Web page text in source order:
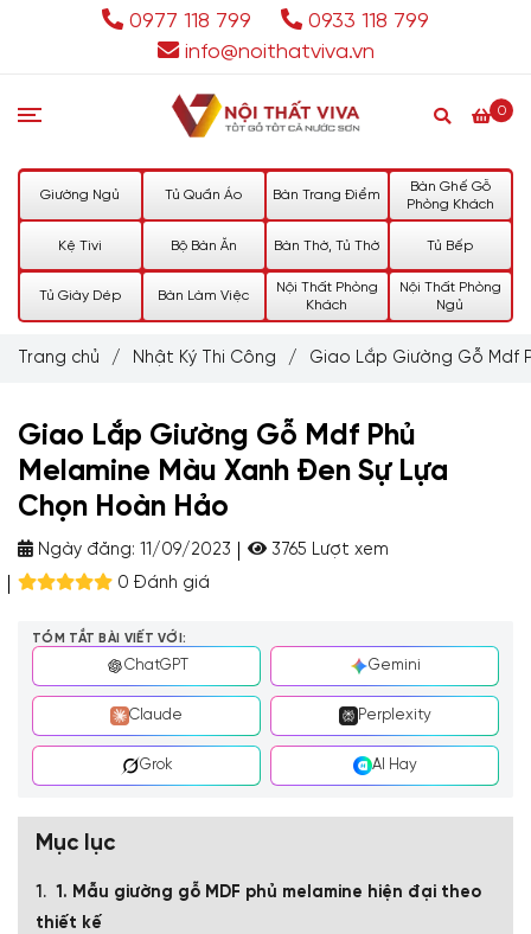
0977 118 799
0933 118 799
info@noithatviva.vn
0
Giường Ngủ Tủ Quần Áo Bàn Trang Điểm
Bàn Ghế Gỗ
Phòng Khách
Kệ Tivi Bộ Bàn Ăn Bàn Thờ, Tủ Thờ Tủ Bếp
Tủ Giày Dép Bàn Làm Việc
Nội Thất Phòng
Khách
Nội Thất Phòng
Ngủ
Trang chủ / Nhật Ký Thi Công / Giao Lắp Giường Gỗ Mdf
Giao Lắp Giường Gỗ Mdf Phủ
Melamine Màu Xanh Đen Sự Lựa
Chọn Hoàn Hảo
Ngày đăng: 11/09/2023
3765 Lượt xem
0 Đánh giá
TÓM TẮT BÀI VIẾT VỚI:
ChatGPT Gemini
Claude Perplexity
Grok AI Hay
Mục lục
1. Mẫu giường gỗ MDF phủ melamine hiện đại theo
thiết kế